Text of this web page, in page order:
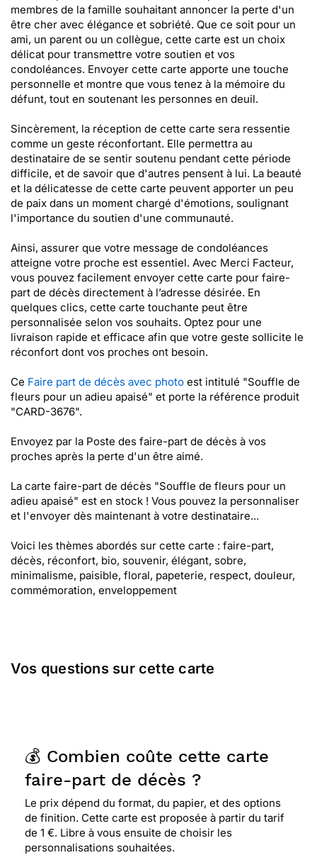
membres de la famille souhaitant annoncer la perte d'un
être cher avec élégance et sobriété. Que ce soit pour un
ami, un parent ou un collègue, cette carte est un choix
délicat pour transmettre votre soutien et vos
condoléances. Envoyer cette carte apporte une touche
personnelle et montre que vous tenez à la mémoire du
défunt, tout en soutenant les personnes en deuil.
Sincèrement, la réception de cette carte sera ressentie
comme un geste réconfortant. Elle permettra au
destinataire de se sentir soutenu pendant cette période
difficile, et de savoir que d'autres pensent à lui. La beauté
et la délicatesse de cette carte peuvent apporter un peu
de paix dans un moment chargé d'émotions, soulignant
l'importance du soutien d'une communauté.
Ainsi, assurer que votre message de condoléances
atteigne votre proche est essentiel. Avec Merci Facteur,
vous pouvez facilement envoyer cette carte pour faire-
part de décès directement à l’adresse désirée. En
quelques clics, cette carte touchante peut être
personnalisée selon vos souhaits. Optez pour une
livraison rapide et efficace afin que votre geste sollicite le
réconfort dont vos proches ont besoin.
Ce Faire part de décès avec photo est intitulé "Souffle de
fleurs pour un adieu apaisé" et porte la référence produit
"CARD-3676".
Envoyez par la Poste des faire-part de décès à vos
proches après la perte d'un être aimé.
La carte faire-part de décès "Souffle de fleurs pour un
adieu apaisé" est en stock ! Vous pouvez la personnaliser
et l'envoyer dès maintenant à votre destinataire...
Voici les thèmes abordés sur cette carte : faire-part,
décès, réconfort, bio, souvenir, élégant, sobre,
minimalisme, paisible, floral, papeterie, respect, douleur,
commémoration, enveloppement
Vos questions sur cette carte
💰 Combien coûte cette carte
faire-part de décès ?
Le prix dépend du format, du papier, et des options
de finition. Cette carte est proposée à partir du tarif
de 1 €. Libre à vous ensuite de choisir les
personnalisations souhaitées.